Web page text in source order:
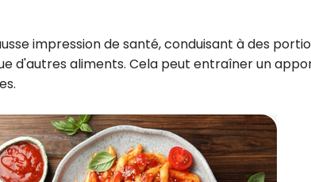
impression de santé, conduisant à des
d'autres aliments. Cela peut entraîner un